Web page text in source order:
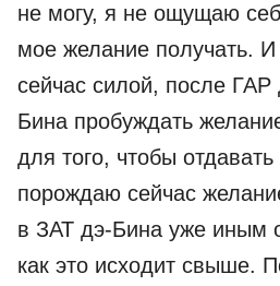
не могу, я не ощущаю
мое желание получать.
сейчас силой, после
Бина пробуждать
для того, чтобы отдавать
порождаю сейчас
в ЗАТ дэ-Бина уже иным
как это исходит свыше.